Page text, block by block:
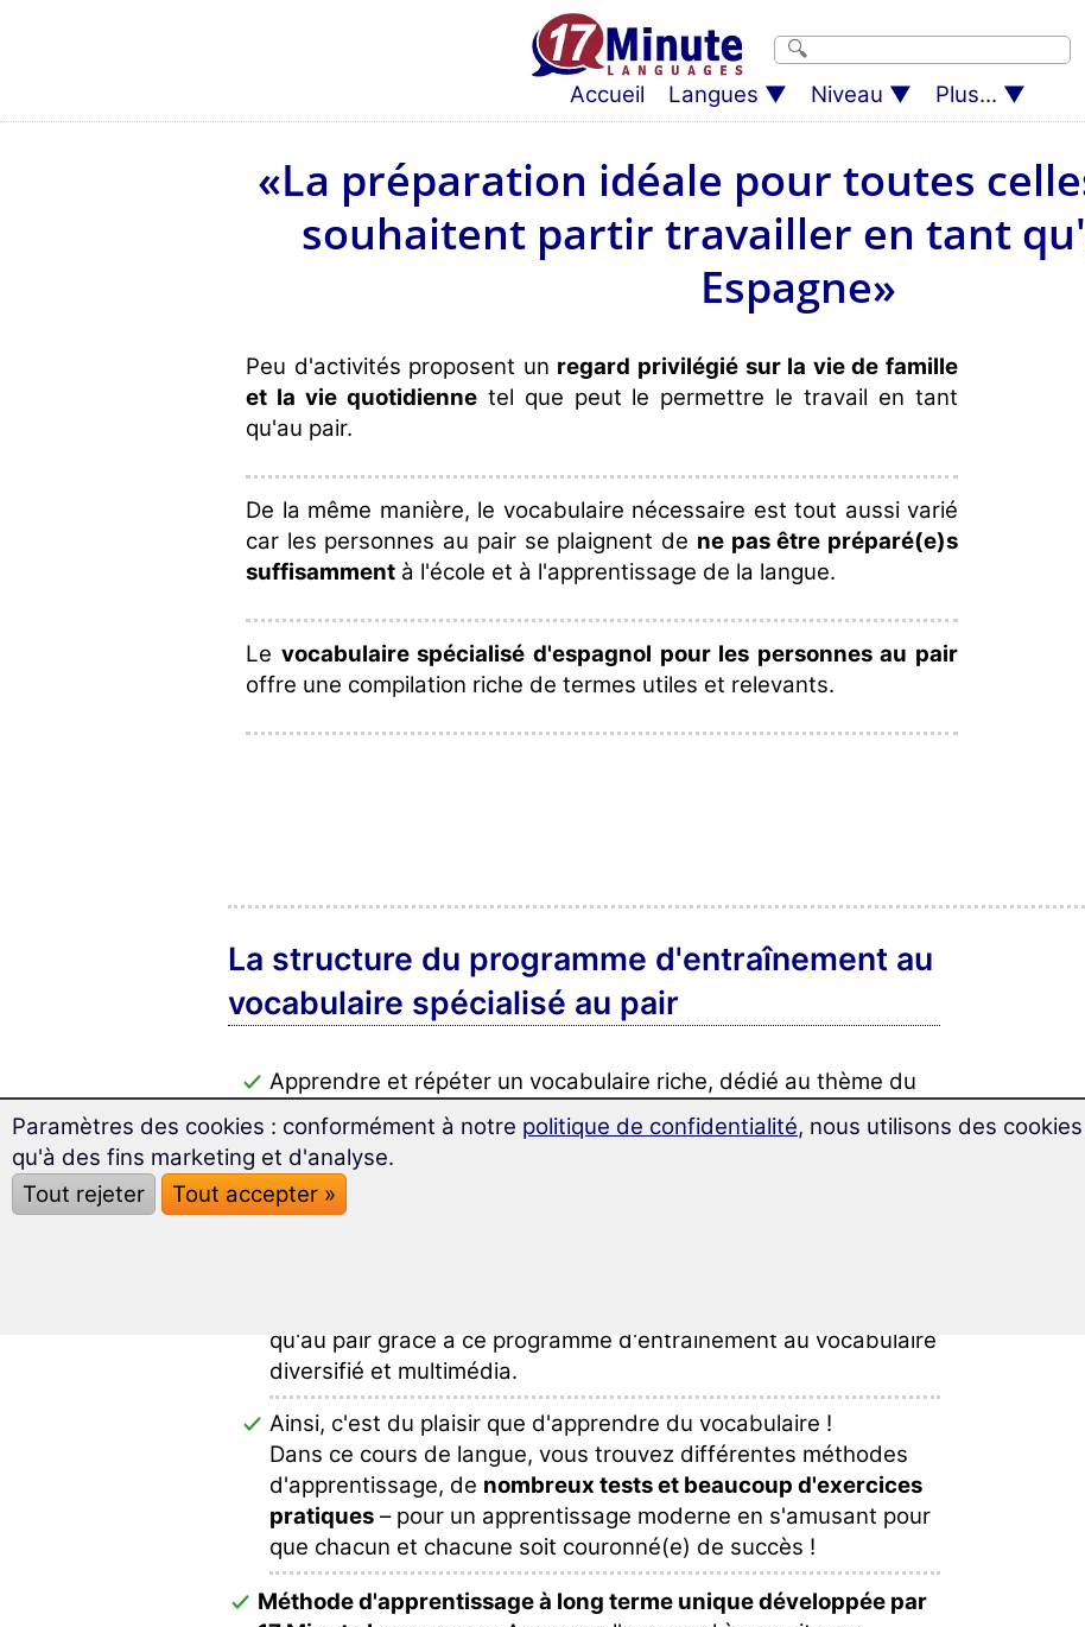
Accueil Langues Niveau Plus...
«La préparation idéale pour toutes
souhaitent partir travailler en tant
Espagne»
Peu d'activités proposent un regard privilégié sur la vie de famille
et la vie quotidiennetel que peut le permettre le travail en tant
qu'au pair.
De la même manière, le vocabulaire nécessaire est tout aussi varié
car les personnes au pair se plaignent de ne pas être préparé(e)s
suffisamment à l'école et à l'apprentissage de la langue.
Le vocabulaire spécialisé d'espagnol pour les personnes au pair
offre une compilation riche de termes utiles et relevants.
La structure du programme d'entraînement au
vocabulaire spécialisé au pair
Apprendre et répéter un vocabulaire riche, dédié au thème du
travail « au pair » pour la vie de tous les jours et classé selon
des thématiques essentielles.
Environ
qu'au pair grâce à ce programme d'entraînement au vocabulaire
diversifié et multimédia.
Ainsi, c'est du plaisir que d'apprendre du vocabulaire !
Dans ce cours de langue, vous trouvez différentes méthodes
d'apprentissage, de nombreux tests et beaucoup d'exercices
pratiques – pour un apprentissage moderne en s'amusant pour
que chacun et chacune soit couronné(e) de succès !
Méthode d'apprentissage à long terme unique développée par
Paramètres des cookies : conformément à notre politique de confidentialité, nous utilisons des
qu'à des fins marketing et d'analyse.
Tout rejeter
Tout accepter »